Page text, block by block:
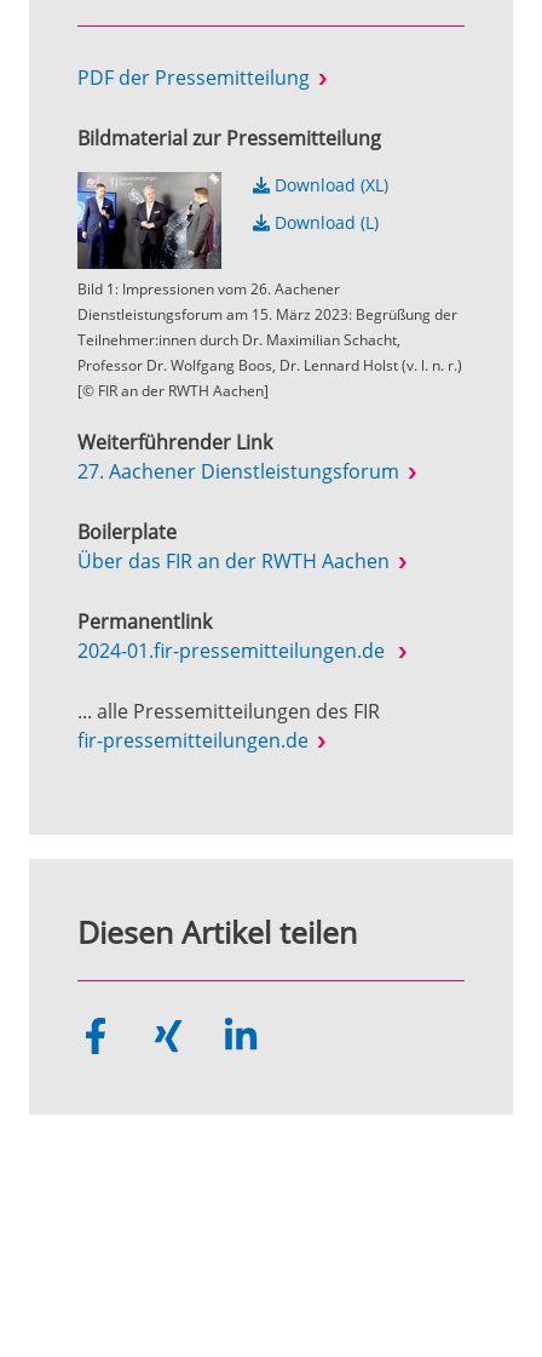
PDF der Pressemitteilung
Bildmaterial zur Pressemitteilung
Download (XL)
Download (L)
Bild 1: Impressionen vom 26. Aachener
Dienstleistungsforum am 15. März 2023: Begrüßung der
Teilnehmer:innen durch Dr. Maximilian Schacht,
Professor Dr. Wolfgang Boos, Dr. Lennard Holst (v. l. n. r.)
[© FIR an der RWTH Aachen]
Weiterführender Link
27. Aachener Dienstleistungsforum
Boilerplate
Über das FIR an der RWTH Aachen
Permanentlink
2024-01.fir-pressemitteilungen.de
... alle Pressemitteilungen des FIR
fir-pressemitteilungen.de
Diesen Artikel teilen